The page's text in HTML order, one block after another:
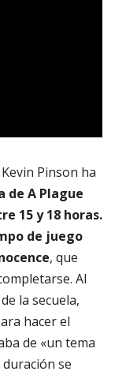
Pinson ha
de A Plague
15 y 18 horas.
de juego
, que
Al
la secuela,
hacer el
de «un tema
se